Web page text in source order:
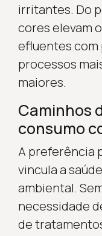
irritantes. Do
cores elevam
efluentes com
processos
maiores.
Caminhos
consumo
A preferência
vincula a
ambiental.
necessidade
de